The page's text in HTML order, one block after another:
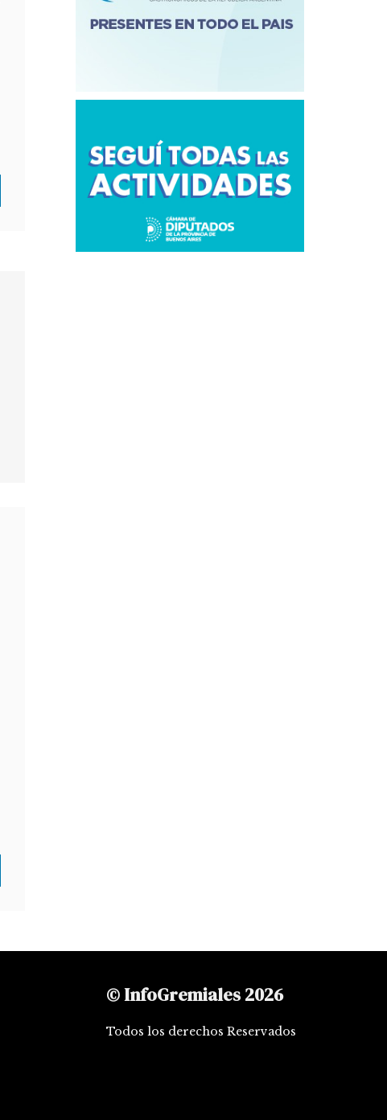
© InfoGremiales 2026
Todos los derechos Reservados